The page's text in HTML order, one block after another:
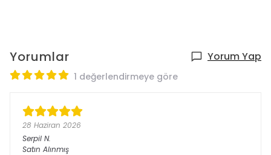
Yorumlar Yorum Yap
1 değerlendirmeye göre
28 Haziran 2026
Serpil N.
Satın Alınmış